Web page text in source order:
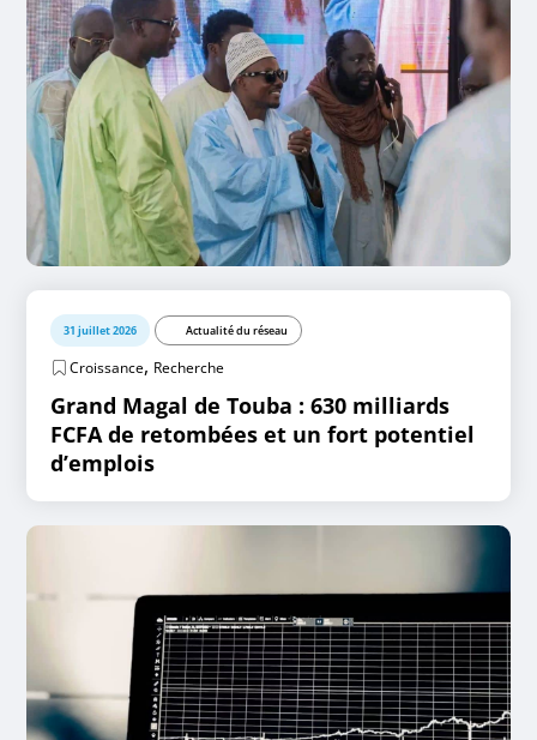
31 juillet 2026 Actualité du réseau
Croissance, Recherche
Grand Magal de Touba : 630 milliards
FCFA de retombées et un fort potentiel
d’emplois